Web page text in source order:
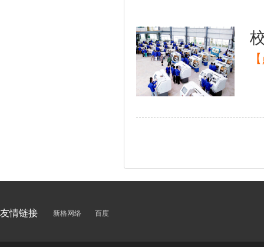
友情链接 新格网络 百度